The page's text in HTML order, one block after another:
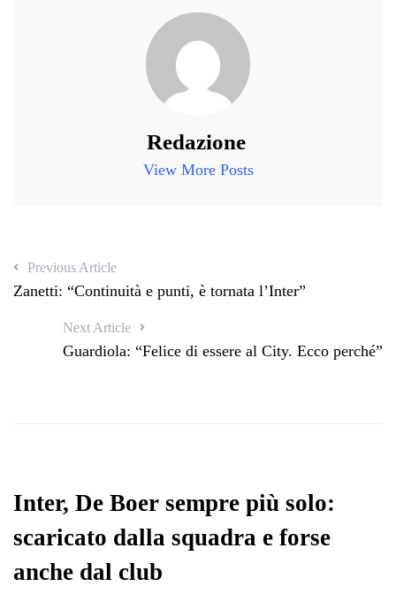
Redazione
View More Posts
Previous Article
Zanetti: “Continuità e punti, è tornata l’Inter”
Next Article
Guardiola: “Felice di essere al City. Ecco perché”
Inter, De Boer sempre più solo:
scaricato dalla squadra e forse
anche dal club